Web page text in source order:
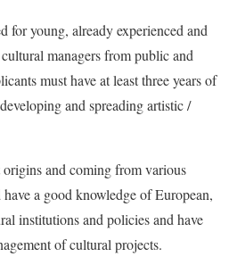
for young, already experienced and
managers from public and
must have at least three years of
and spreading artistic /
and coming from various
a good knowledge of European,
institutions and policies and have
of cultural projects.